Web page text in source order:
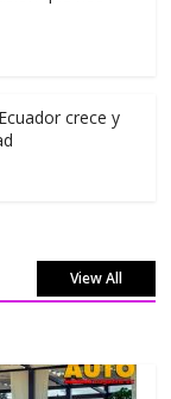
crece y
View All